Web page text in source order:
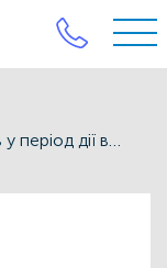
Реалізація енергоефективних проектів у період дії воєнного стану: досвід ОСББ «Гагаріна 1»